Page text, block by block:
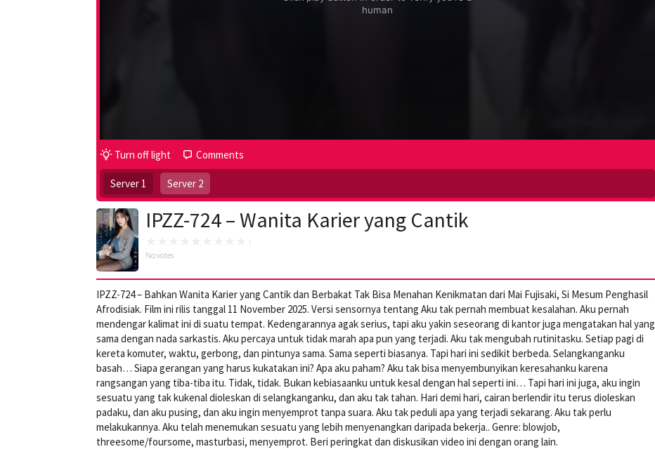
Turn off light Comments
Server 1 Server 2
IPZZ-724 – Wanita Karier yang Cantik
No votes
IPZZ-724 – Bahkan Wanita Karier yang Cantik dan Berbakat Tak Bisa Menahan Kenikmatan dari Mai Fujisaki, Si Mesum Penghasil
Afrodisiak. Film ini rilis tanggal 11 November 2025. Versi sensornya tentang Aku tak pernah membuat kesalahan. Aku pernah
mendengar kalimat ini di suatu tempat. Kedengarannya agak serius, tapi aku yakin seseorang di kantor juga mengatakan hal yang
sama dengan nada sarkastis. Aku percaya untuk tidak marah apa pun yang terjadi. Aku tak mengubah rutinitasku. Setiap pagi di
kereta komuter, waktu, gerbong, dan pintunya sama. Sama seperti biasanya. Tapi hari ini sedikit berbeda. Selangkanganku
basah… Siapa gerangan yang harus kukatakan ini? Apa aku paham? Aku tak bisa menyembunyikan keresahanku karena
rangsangan yang tiba-tiba itu. Tidak, tidak. Bukan kebiasaanku untuk kesal dengan hal seperti ini… Tapi hari ini juga, aku ingin
sesuatu yang tak kukenal dioleskan di selangkanganku, dan aku tak tahan. Hari demi hari, cairan berlendir itu terus dioleskan
padaku, dan aku pusing, dan aku ingin menyemprot tanpa suara. Aku tak peduli apa yang terjadi sekarang. Aku tak perlu
melakukannya. Aku telah menemukan sesuatu yang lebih menyenangkan daripada bekerja.. Genre: blowjob,
threesome/foursome, masturbasi, menyemprot. Beri peringkat dan diskusikan video ini dengan orang lain.